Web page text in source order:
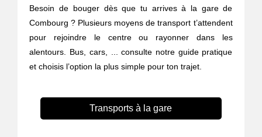
Besoin de bouger dès que tu arrives à la gare de
Combourg ? Plusieurs moyens de transport t’attendent
pour rejoindre le centre ou rayonner dans les
alentours. Bus, cars, ... consulte notre guide pratique
et choisis l’option la plus simple pour ton trajet.
Transports à la gare